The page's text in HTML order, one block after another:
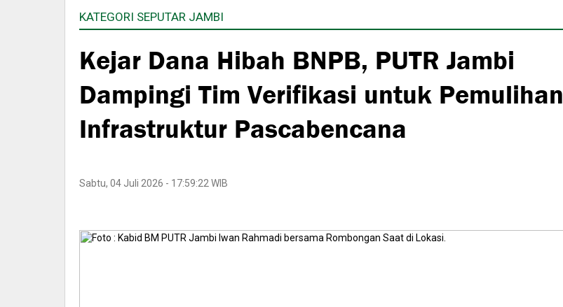
KATEGORI SEPUTAR JAMBI
Kejar Dana Hibah BNPB, PUTR Jambi
Dampingi Tim Verifikasi untuk Pemulihan
Infrastruktur Pascabencana
Sabtu, 04 Juli 2026 - 17:59:22 WIB